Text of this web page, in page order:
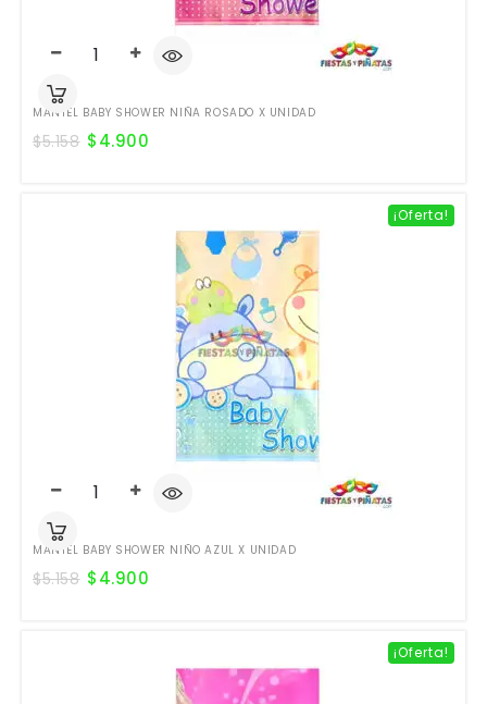
MANTEL BABY SHOWER NIÑA ROSADO X UNIDAD
$5.158 $4.900
¡Oferta!
MANTEL BABY SHOWER NIÑO AZUL X UNIDAD
$5.158 $4.900
¡Oferta!